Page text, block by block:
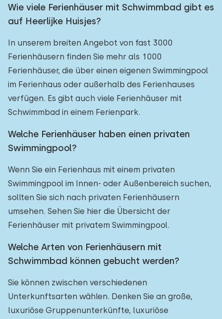
Wie viele Ferienhäuser mit Schwimmbad gibt es
auf Heerlijke Huisjes?
In unserem breiten Angebot von fast 3000
Ferienhäusern finden Sie mehr als 1000
Ferienhäuser, die über einen eigenen Swimmingpool
im Ferienhaus oder außerhalb des Ferienhauses
verfügen. Es gibt auch viele Ferienhäuser mit
Schwimmbad in einem Ferienpark.
Welche Ferienhäuser haben einen privaten
Swimmingpool?
Wenn Sie ein Ferienhaus mit einem privaten
Swimmingpool im Innen- oder Außenbereich suchen,
sollten Sie sich nach privaten Ferienhäusern
umsehen. Sehen Sie hier die Übersicht der
Ferienhäuser mit privatem Swimmingpool.
Welche Arten von Ferienhäusern mit
Schwimmbad können gebucht werden?
Sie können zwischen verschiedenen
Unterkunftsarten wählen. Denken Sie an große,
luxuriöse Gruppenunterkünfte, luxuriöse